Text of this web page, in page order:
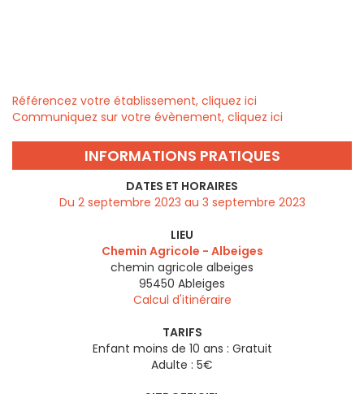
Référencez votre établissement, cliquez ici
Communiquez sur votre évènement, cliquez ici
INFORMATIONS PRATIQUES
DATES ET HORAIRES
Du 2 septembre 2023 au 3 septembre 2023
LIEU
Chemin Agricole - Albeiges
chemin agricole albeiges
95450 Ableiges
Calcul d'itinéraire
TARIFS
Enfant moins de 10 ans : Gratuit
Adulte : 5€